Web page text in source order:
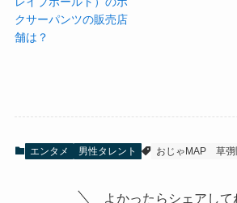
クサーパンツの販売店
舗は？
エンタメ 男性タレント おじゃMAP 草彅
よかったらシェアして